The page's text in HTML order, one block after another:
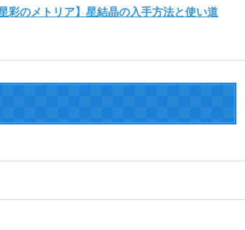
星彩のメトリア】星結晶の入手方法と使い道